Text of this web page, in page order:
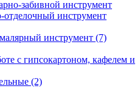
забивной инструмент
инструмент
инструмент (7)
с гипсокартоном, кафелем и
(2)